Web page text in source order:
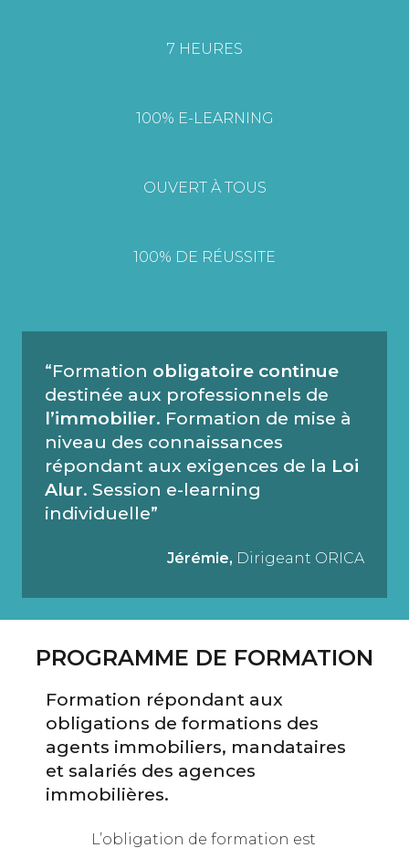
7 HEURES
100% E-LEARNING
OUVERT À TOUS
100% DE RÉUSSITE
“Formation obligatoire continue
destinée aux professionnels de
l’immobilier. Formation de mise à
niveau des connaissances
répondant aux exigences de la Loi
Alur. Session e-learning
individuelle”
Jérémie, Dirigeant ORICA
PROGRAMME DE FORMATION
Formation répondant aux
obligations de formations des
agents immobiliers, mandataires
et salariés des agences
immobilières.
L’obligation de formation est